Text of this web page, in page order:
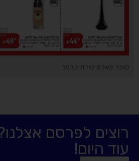
סופר פארם טירת כרמל
רוצים לפרסם
עוד היום!